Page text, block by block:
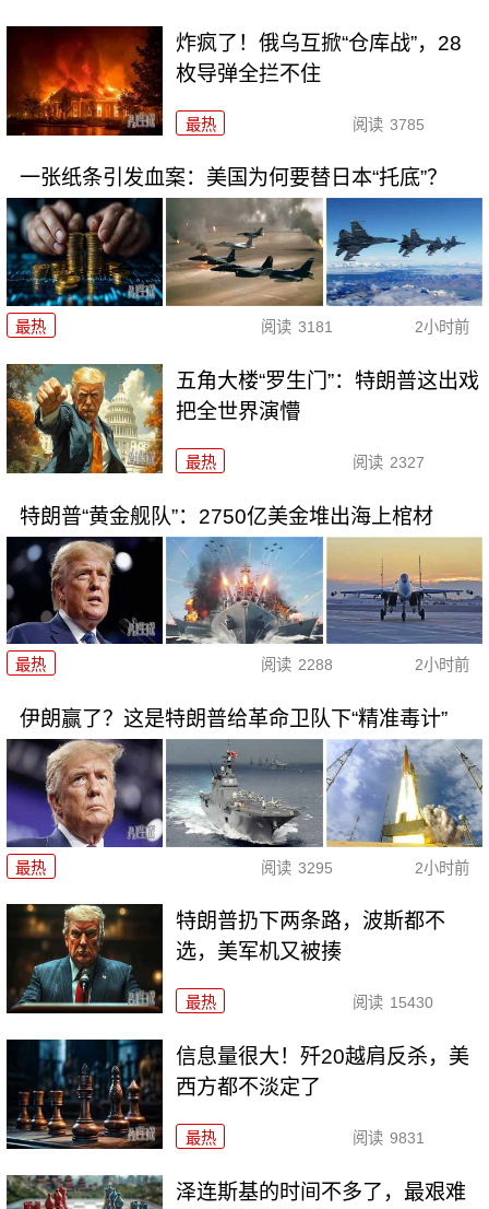
炸疯了！俄乌互掀“仓库战”，28
枚导弹全拦不住
最热 阅读 3785
一张纸条引发血案：美国为何要替日本“托底”？
最热 阅读 3181 2小时前
五角大楼“罗生门”：特朗普这出戏
把全世界演懵
最热 阅读 2327
特朗普“黄金舰队”：2750亿美金堆出海上棺材
最热 阅读 2288 2小时前
伊朗赢了？这是特朗普给革命卫队下“精准毒计”
最热 阅读 3295 2小时前
特朗普扔下两条路，波斯都不
选，美军机又被揍
最热 阅读 15430
信息量很大！歼20越肩反杀，美
西方都不淡定了
最热 阅读 9831
泽连斯基的时间不多了，最艰难